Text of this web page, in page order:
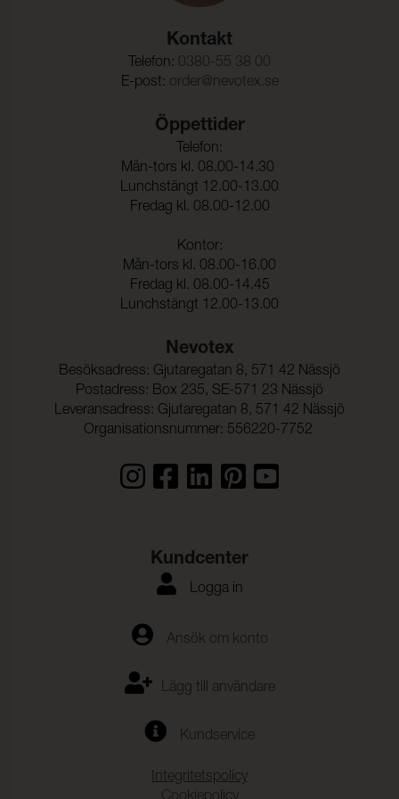
Dimensionsändring Varp: - 2,3 %
Dimensionsändring Väft:
ISO 105-C06
4-5
Färghärdighet mot
ISO 105-D01
4-5
Färghärdighet mot
5 (ISO 105-E01)
Kontakt
Telefon: 0380-55 38 00
E-post: order@nevotex.se
Öppettider
Telefon:
Mån-tors kl. 08.00-14.30
Lunchstängt 12.00-13.00
Fredag kl. 08.00-12.00
Kontor:
Mån-tors kl. 08.00-16.00
Fredag kl. 08.00-14.45
Lunchstängt 12.00-13.00
Nevotex
Besöksadress: Gjutaregatan 8, 571 42 Nässjö
Postadress: Box 235, SE-571 23 Nässjö
Leveransadress: Gjutaregatan 8, 571 42 Nässjö
Organisationsnummer: 556220-7752
Kundcenter
Logga in
Ansök om konto
Lägg till användare
Kundservice
Integritetspolicy